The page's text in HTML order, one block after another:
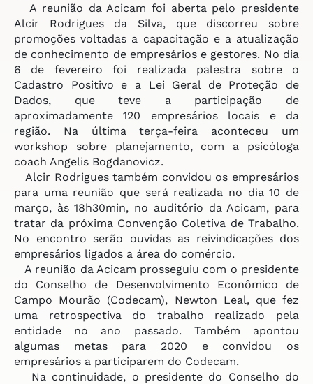
A reunião da Acicam foi aberta pelo presidente
Alcir Rodrigues da Silva, que discorreu sobre
promoções voltadas a capacitação e a atualização
de conhecimento de empresários e gestores. No dia
6 de fevereiro foi realizada palestra sobre o
Cadastro Positivo e a Lei Geral de Proteção de
Dados, que teve a participação de
aproximadamente 120 empresários locais e da
região. Na última terça-feira aconteceu um
workshop sobre planejamento, com a psicóloga
coach Angelis Bogdanovicz.
Alcir Rodrigues também convidou os empresários
para uma reunião que será realizada no dia 10 de
março, às 18h30min, no auditório da Acicam, para
tratar da próxima Convenção Coletiva de Trabalho.
No encontro serão ouvidas as reivindicações dos
empresários ligados a área do comércio.
A reunião da Acicam prosseguiu com o presidente
do Conselho de Desenvolvimento Econômico de
Campo Mourão (Codecam), Newton Leal, que fez
uma retrospectiva do trabalho realizado pela
entidade no ano passado. Também apontou
algumas metas para 2020 e convidou os
empresários a participarem do Codecam.
Na continuidade, o presidente do Conselho do